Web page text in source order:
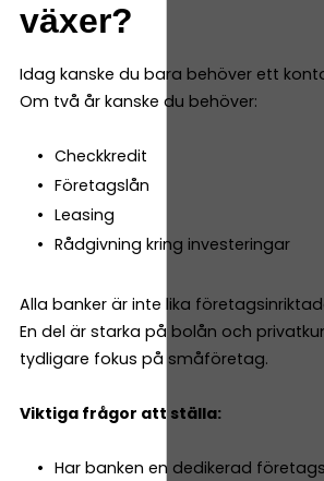
växer?
Idag kanske du bara behöver ett
Om två år kanske du behöver:
Checkkredit
Företagslån
Leasing
Rådgivning kring investeringar
Alla banker är inte lika
En del är starka på bolån och
tydligare fokus på småföretag.
Viktiga frågor att ställa:
Har banken en dedikerad